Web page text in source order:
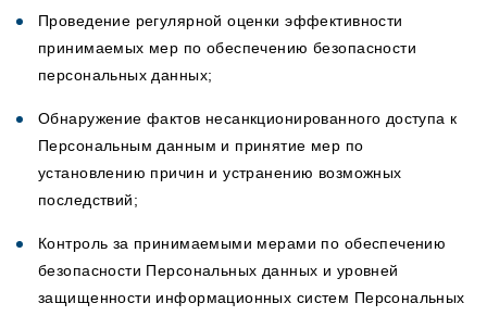
Проведение регулярной оценки эффективности
принимаемых мер по обеспечению безопасности
персональных данных;
Обнаружение фактов несанкционированного доступа к
Персональным данным и принятие мер по
установлению причин и устранению возможных
последствий;
Контроль за принимаемыми мерами по обеспечению
безопасности Персональных данных и уровней
защищенности информационных систем Персональных